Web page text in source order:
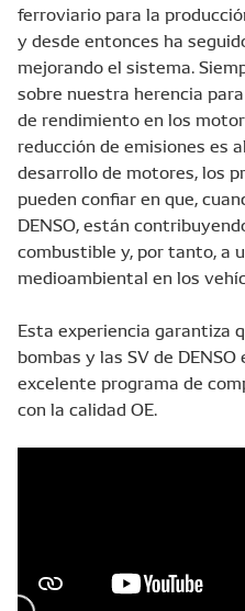
ferroviario para la
y desde entonces ha
mejorando el sistema.
sobre nuestra herencia
de rendimiento en los
reducción de emisiones es
desarrollo de motores, los
pueden confiar en que,
DENSO, están
combustible y, por tanto, a
medioambiental en los
Esta experiencia garantiza
bombas y las SV de
excelente programa de
con la calidad OE.